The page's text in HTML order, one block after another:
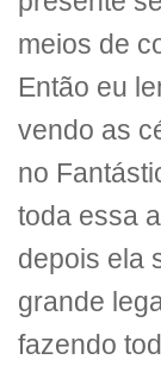
meios de
Então eu
vendo as
no
toda essa
depois ela
grande
fazendo